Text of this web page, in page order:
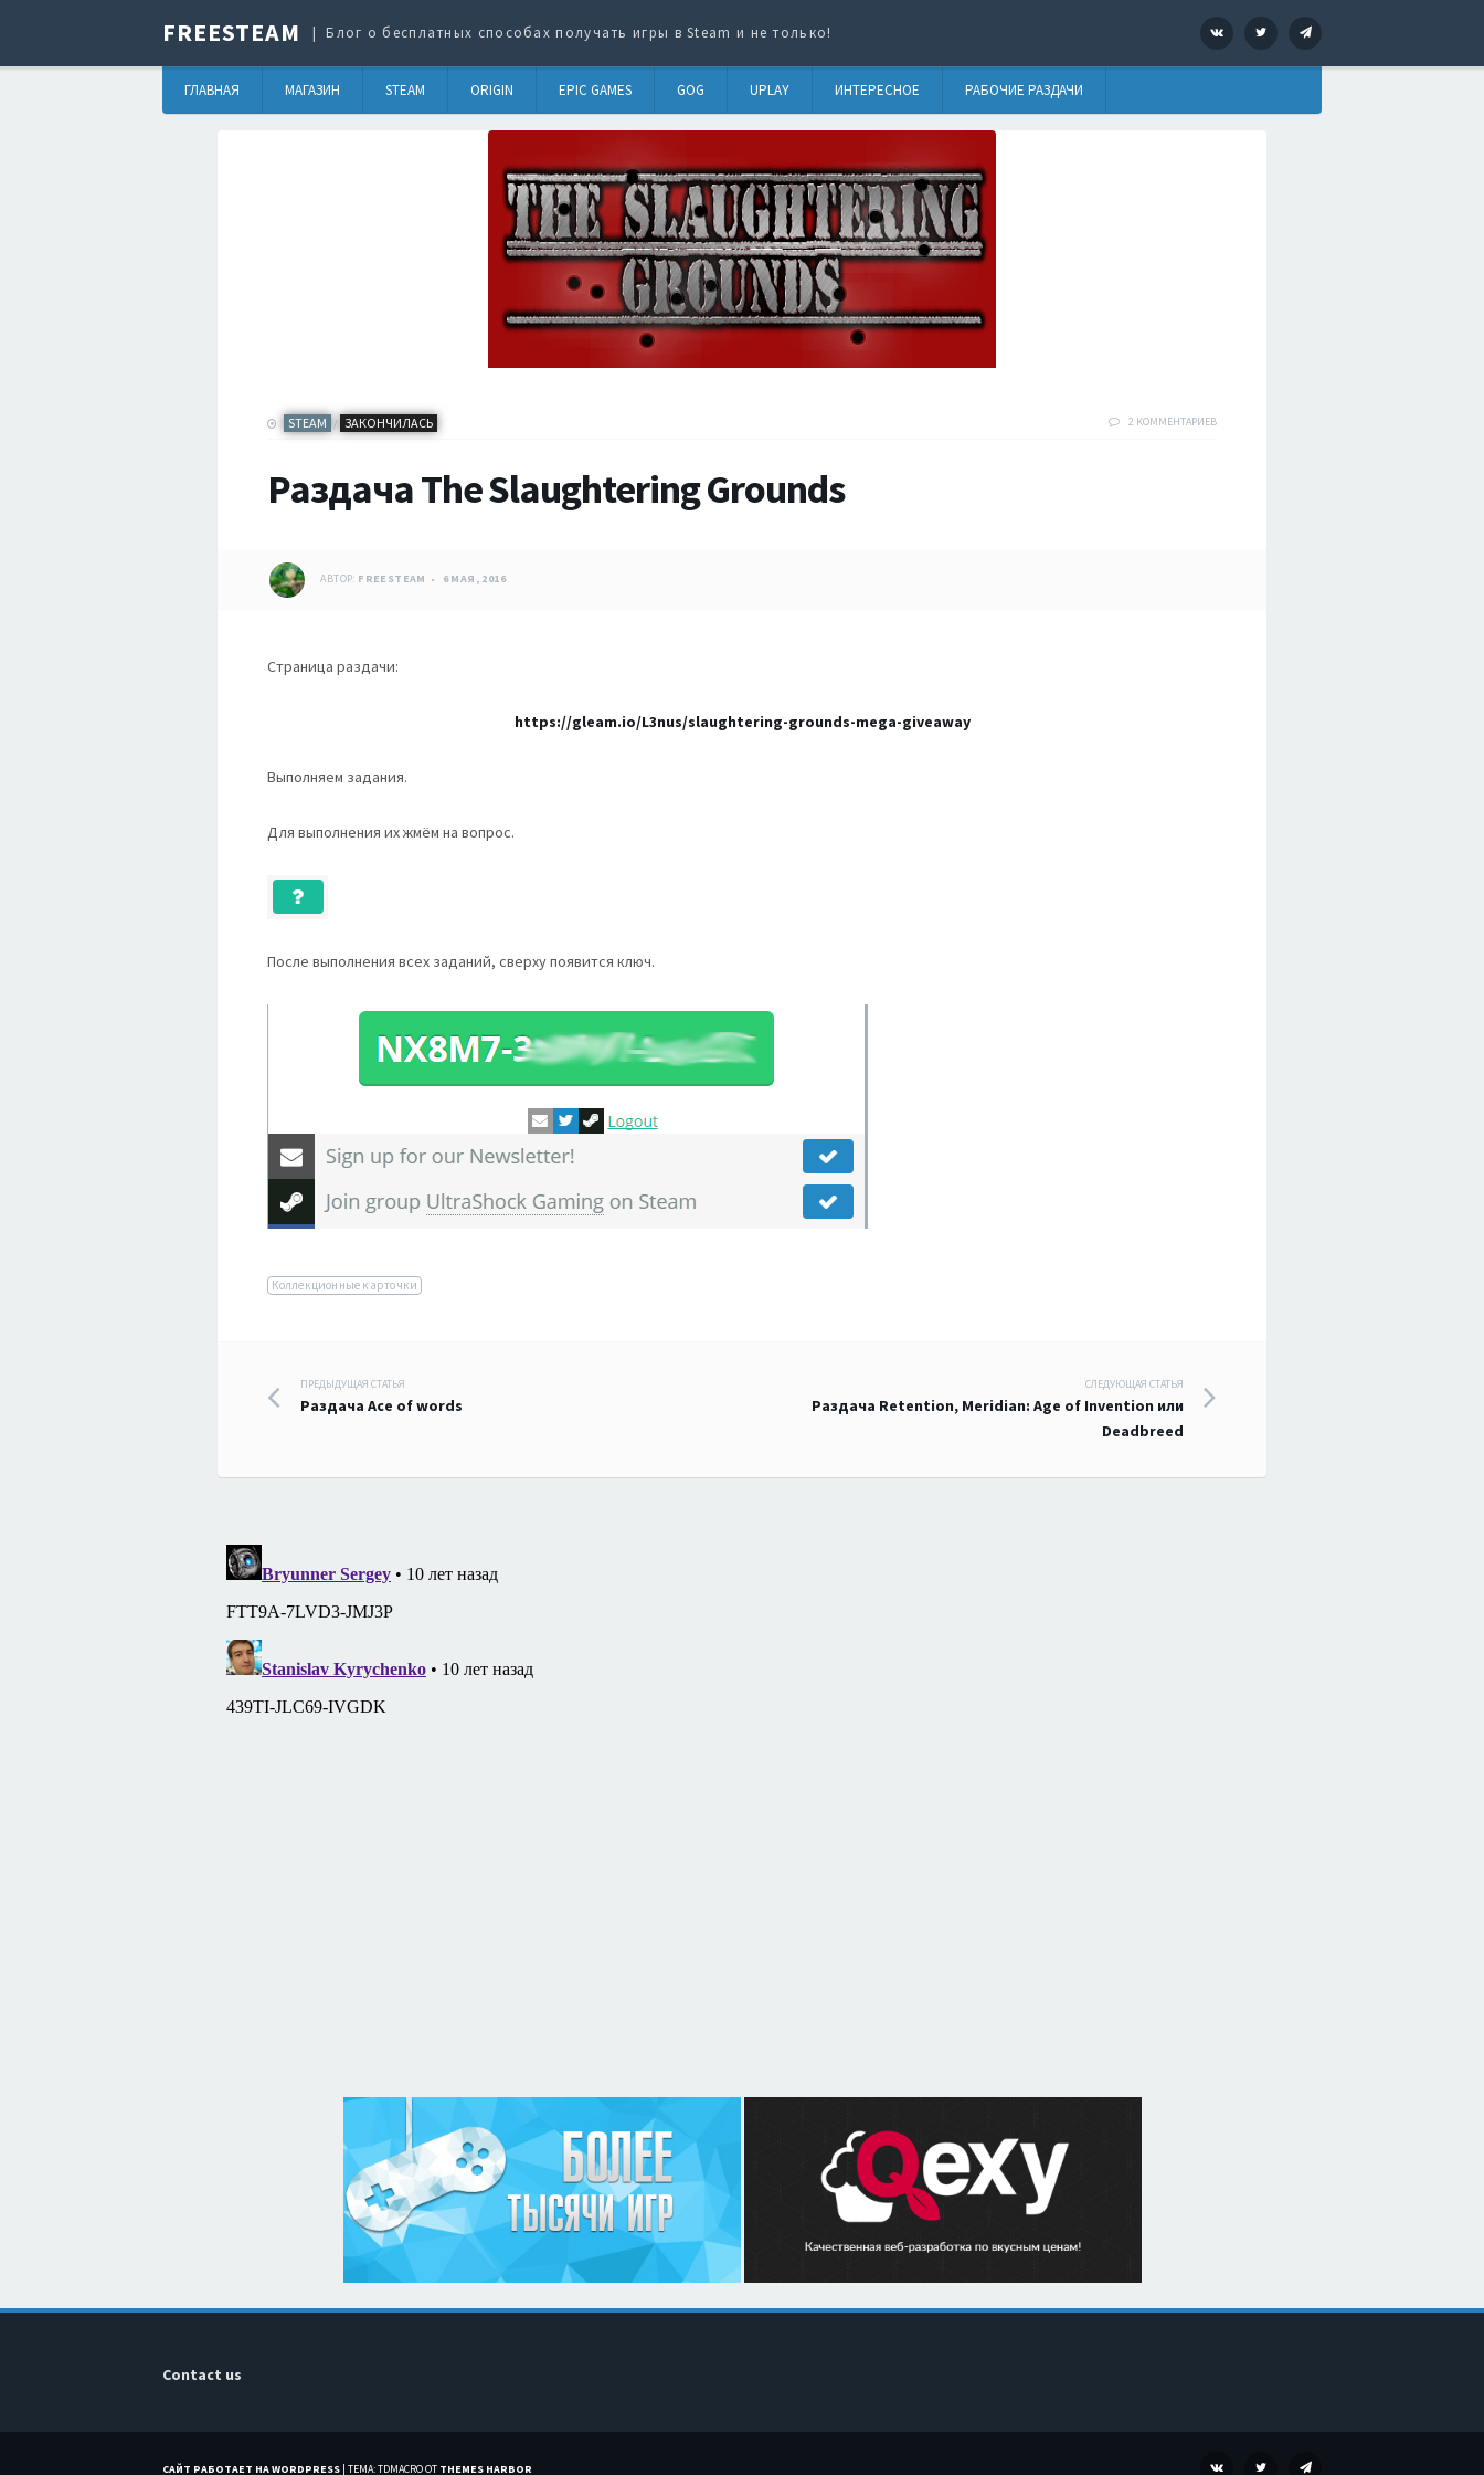
FREESTEAM Блог о бесплатных способах получать игры в Steam и не только! VK Twitter
ГЛАВНАЯ МАГАЗИН STEAM ORIGIN EPIC GAMES GOG UPLAY ИНТЕРЕСНОЕ РАБОЧИЕ РАЗДАЧИ
STEAM / ЗАКОНЧИЛАСЬ 2 КОММЕНТАРИЕВ
Раздача The Slaughtering Grounds
АВТОР: FREESTEAM 6 МАЯ, 2016
Страница раздачи:
https://gleam.io/L3nus/slaughtering-grounds-mega-giveaway
Выполняем задания.
Для выполнения их жмём на вопрос.
После выполнения всех заданий, сверху появится ключ.
Коллекционные карточки
Навигация
записям
ПРЕДЫДУЩАЯ СТАТЬЯ
Раздача Ace of words
СЛЕДУЮЩАЯ СТАТЬЯ
Раздача Retention, Meridian: Age of Invention или
Deadbreed
Contact us
САЙТ РАБОТАЕТ НА WORDPRESS ТЕМА: TDMACRO ОТ THEMES HARBOR
TWITTER